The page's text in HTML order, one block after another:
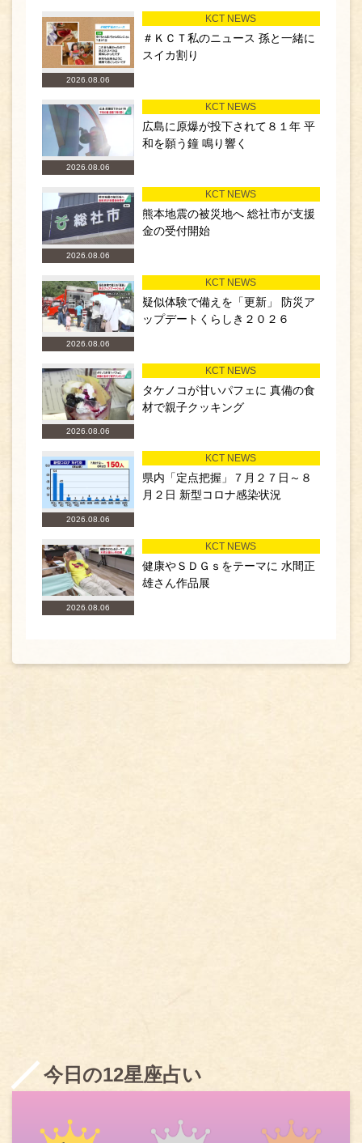
2026.08.06
KCT NEWS
＃ＫＣＴ私のニュース 孫と一緒に
スイカ割り
2026.08.06
KCT NEWS
広島に原爆が投下されて８１年 平
和を願う鐘 鳴り響く
2026.08.06
KCT NEWS
熊本地震の被災地へ 総社市が支援
金の受付開始
2026.08.06
KCT NEWS
疑似体験で備えを「更新」 防災ア
ップデートくらしき２０２６
2026.08.06
KCT NEWS
タケノコが甘いパフェに 真備の食
材で親子クッキング
2026.08.06
KCT NEWS
県内「定点把握」７月２７日～８
月２日 新型コロナ感染状況
2026.08.06
KCT NEWS
健康やＳＤＧｓをテーマに 水間正
雄さん作品展
今日の12星座占い